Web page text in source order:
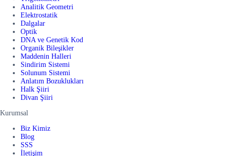
Analitik Geometri
Elektrostatik
Dalgalar
Optik
DNA ve Genetik Kod
Organik Bileşikler
Maddenin Halleri
Sindirim Sistemi
Solunum Sistemi
Anlatım Bozuklukları
Halk Şiiri
Divan Şiiri
Kurumsal
Biz Kimiz
Blog
SSS
İletişim